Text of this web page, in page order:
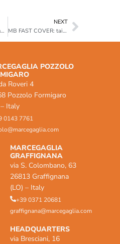
MB FAST COVER: the temporary cover solution for continuous work
NEXT
MB FAST COVER: tailor-made protection for art and historical heritage
POZZOLO
Roveri 4
Pozzolo Formigaro
Italy
0143 7761
MARCEGAGLIA
GRAFFIGNANA
via S. Colombano, 63
26813 Graffignana
(LO) – Italy
+39 0371 20681
graffignana@marcegaglia.com
HEADQUARTERS
via Bresciani, 16